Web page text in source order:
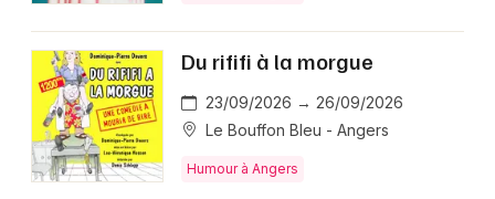
Du rififi à la morgue
23/09/2026 → 26/09/2026
Le Bouffon Bleu - Angers
Humour à Angers